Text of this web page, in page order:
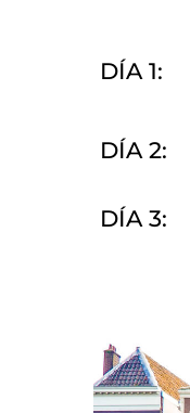
DÍA 1:
DÍA 2:
DÍA 3: